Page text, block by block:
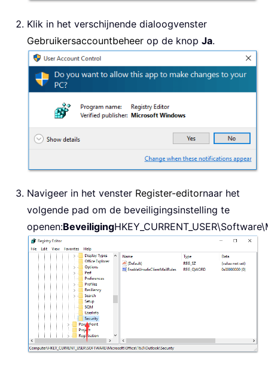
Klik in het verschijnende dialoogvenster
Gebruikersaccountbeheer op de knop Ja.
Navigeer in het venster Register-editornaar het
volgende pad om de beveiligingsinstelling te
openen:Beveiliging